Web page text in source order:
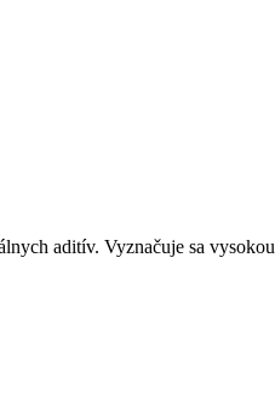
aditív. Vyznačuje sa vysokou